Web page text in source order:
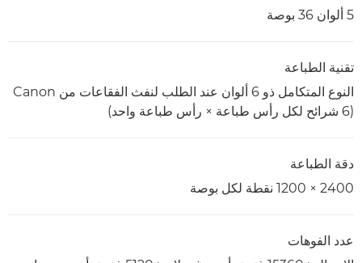
5 ألوان 36 بوصة
تقنية الطباعة
(6 شرائح لكل رأس طباعة × رأس طباعة واحد)
دقة الطباعة
2400 × 1200 نقطة لكل بوصة
عدد الفوهات